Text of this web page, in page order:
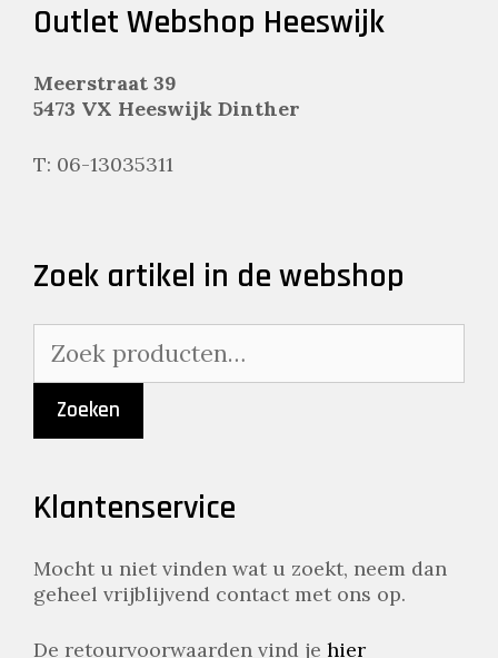
Outlet Webshop Heeswijk
Meerstraat 39
5473 VX Heeswijk Dinther
T: 06-13035311
Zoek artikel in de webshop
naar:
Zoeken
Klantenservice
Mocht u niet vinden wat u zoekt, neem dan
geheel vrijblijvend contact met ons op.
De retourvoorwaarden vind je hier